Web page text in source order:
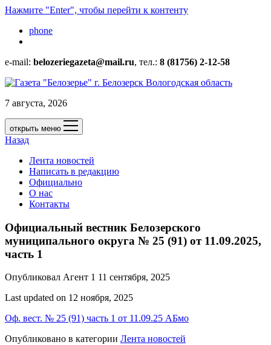
Нажмите "Enter", чтобы перейти к контенту
phone
e-mail: belozeriegazeta@mail.ru, тел.: 8 (81756) 2-12-58
7 августа, 2026
открыть меню
Назад
Лента новостей
Написать в редакцию
Официально
О нас
Контакты
Официальный вестник Белозерского
муниципального округа № 25 (91) от 11.09.2025,
часть 1
Опубликовал Агент 1 11 сентября, 2025
Last updated on 12 ноября, 2025
Оф. вест. № 25 (91) часть 1 от 11.09.25 АБмо
Опубликовано в категории Лента новостей